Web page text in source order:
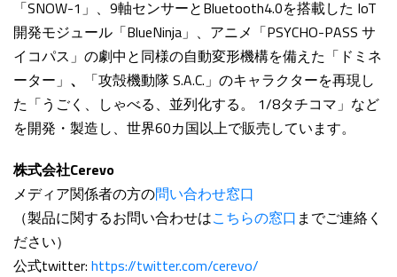
「SNOW-1」、9軸センサーとBluetooth4.0を搭載した IoT
開発モジュール「BlueNinja」、アニメ「PSYCHO-PASS サ
イコパス」の劇中と同様の自動変形機構を備えた「ドミネ
ーター」 、
「攻殻機動隊 S.A.C.」のキャラクターを再現し
た「うごく、しゃべる、並列化する。 1/8タチコマ」など
を開発・製造し、世界60カ国以上で販売しています。
株式会社Cerevo
メディア関係者の方の問い合わせ窓口
（製品に関するお問い合わせはこちらの窓口 までご連絡く
ださい）
公式twitter: https://twitter.com/cerevo/